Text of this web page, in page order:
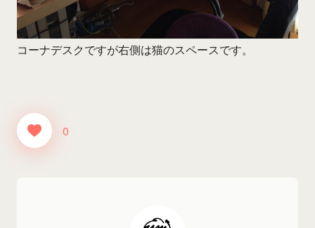
コーナデスクですが右側は猫のスペースです。
0